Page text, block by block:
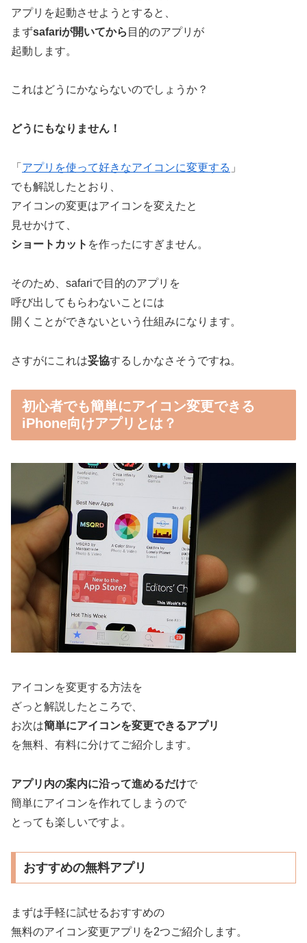
アプリを起動させようとすると、
まずsafariが開いてから 目的のアプリが
起動します。
これはどうにかならないのでしょうか？
どうにもなりません！
「 アプリを使って好きなアイコンに変更する 」
でも解説したとおり、
アイコンの変更はアイコンを変えたと
見せかけて、
ショートカット を作ったにすぎません。
そのため、safariで目的のアプリを
呼び出してもらわないことには
開くことができないという仕組みになります。
さすがにこれは妥協するしかなさそうですね。
初心者でも簡単にアイコン変更できる
iPhone向けアプリとは？
アイコンを変更する方法を
ざっと解説したところで、
お次は簡単にアイコンを変更できるアプリ
を無料、有料に分けてご紹介します。
アプリ内の案内に沿って進めるだけで
簡単にアイコンを作れてしまうので
とっても楽しいですよ。
おすすめの無料アプリ
まずは手軽に試せるおすすめの
無料のアイコン変更アプリを2つご紹介します。